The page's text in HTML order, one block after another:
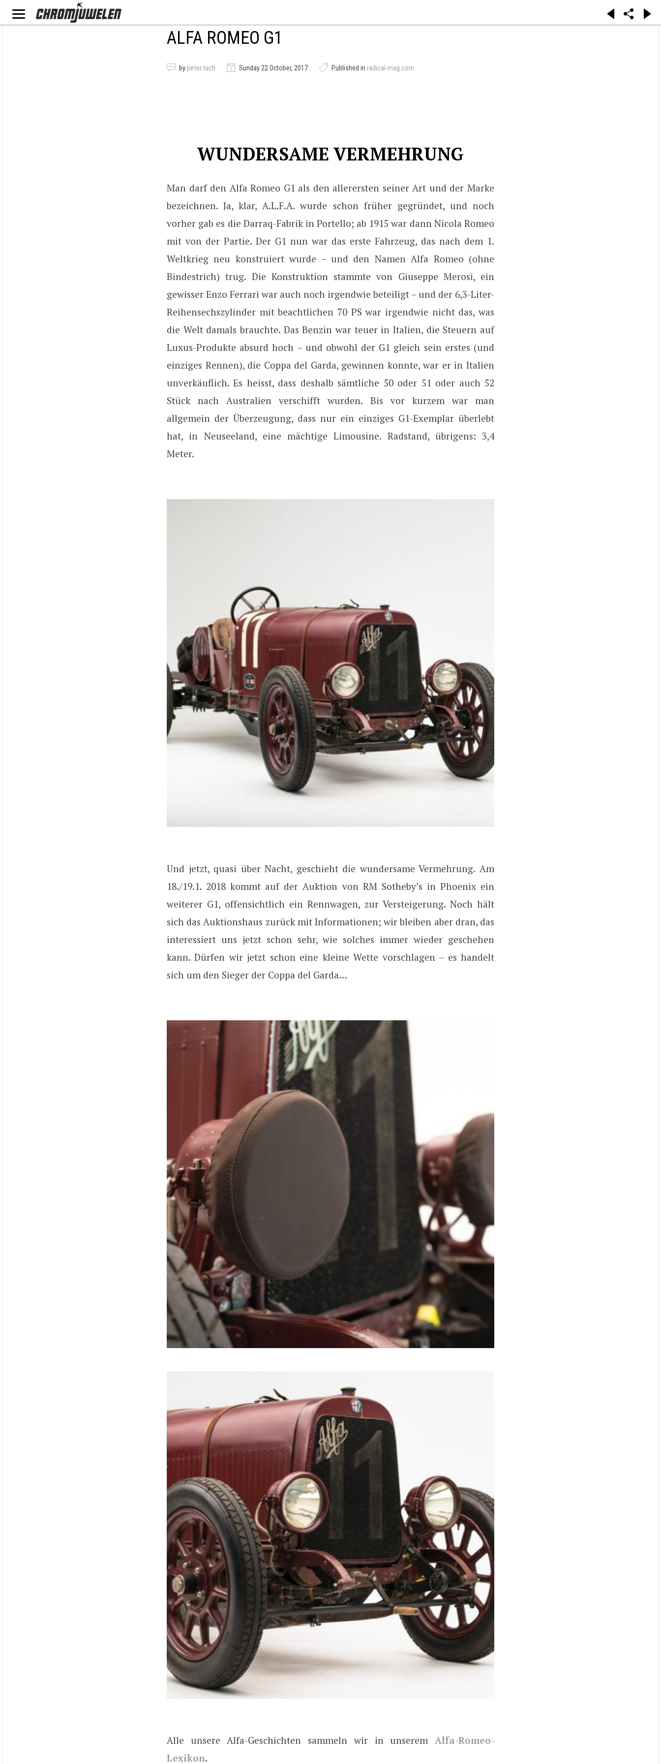
ALFA ROMEO G1
by peter ruch Sunday 22 October, 2017 Published in radical-mag.com
WUNDERSAME VERMEHRUNG
Man darf den Alfa Romeo G1 als den allerersten seiner Art und der Marke
bezeichnen. Ja, klar, A.L.F.A. wurde schon früher gegründet, und noch
vorher gab es die Darraq-Fabrik in Portello; ab 1915 war dann Nicola Romeo
mit von der Partie. Der G1 nun war das erste Fahrzeug, das nach dem 1.
Weltkrieg neu konstruiert wurde – und den Namen Alfa Romeo (ohne
Bindestrich) trug. Die Konstruktion stammte von Giuseppe Merosi, ein
gewisser Enzo Ferrari war auch noch irgendwie beteiligt – und der 6,3-Liter-
Reihensechszylinder mit beachtlichen 70 PS war irgendwie nicht das, was
die Welt damals brauchte. Das Benzin war teuer in Italien, die Steuern auf
Luxus-Produkte absurd hoch – und obwohl der G1 gleich sein erstes (und
einziges Rennen), die Coppa del Garda, gewinnen konnte, war er in Italien
unverkäuflich. Es heisst, dass deshalb sämtliche 50 oder 51 oder auch 52
Stück nach Australien verschifft wurden. Bis vor kurzem war man
allgemein der Überzeugung, dass nur ein einziges G1-Exemplar überlebt
hat, in Neuseeland, eine mächtige Limousine. Radstand, übrigens: 3,4
Meter.
Und jetzt, quasi über Nacht, geschieht die wundersame Vermehrung. Am
18./19.1. 2018 kommt auf der Auktion von RM Sotheby’s in Phoenix ein
weiterer G1, offensichtlich ein Rennwagen, zur Versteigerung. Noch hält
sich das Auktionshaus zurück mit Informationen; wir bleiben aber dran, das
interessiert uns jetzt schon sehr, wie solches immer wieder geschehen
kann. Dürfen wir jetzt schon eine kleine Wette vorschlagen – es handelt
sich um den Sieger der Coppa del Garda…
Alle unsere Alfa-Geschichten sammeln wir in unserem Alfa-Romeo-
Lexikon.